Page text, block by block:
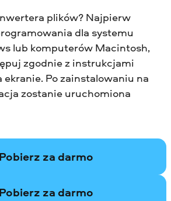
plików? Najpierw
dla systemu
lub komputerów Macintosh,
zgodnie z instrukcjami
Po zainstalowaniu na
zostanie uruchomiona
Pobierz za darmo
Pobierz za darmo